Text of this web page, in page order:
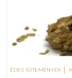
ÉDES SÜTEMÉNYEK